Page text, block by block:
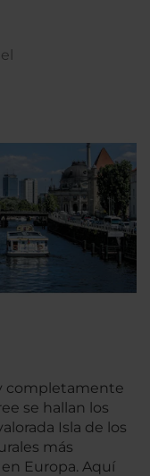
completamente
se hallan los
Isla de los
más
Europa. Aquí